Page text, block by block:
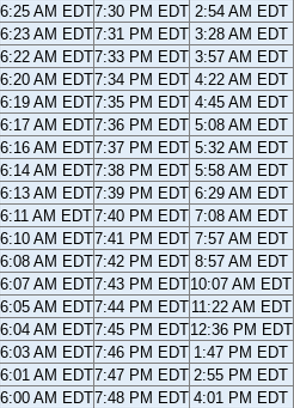
6:25 AM EDT7:30 PM EDT 2:54 AM EDT
6:23 AM EDT7:31 PM EDT 3:28 AM EDT
6:22 AM EDT7:33 PM EDT 3:57 AM EDT
6:20 AM EDT7:34 PM EDT 4:22 AM EDT
6:19 AM EDT7:35 PM EDT 4:45 AM EDT
6:17 AM EDT7:36 PM EDT 5:08 AM EDT
6:16 AM EDT7:37 PM EDT 5:32 AM EDT
6:14 AM EDT7:38 PM EDT 5:58 AM EDT
6:13 AM EDT7:39 PM EDT 6:29 AM EDT
6:11 AM EDT7:40 PM EDT 7:08 AM EDT
6:10 AM EDT7:41 PM EDT 7:57 AM EDT
6:08 AM EDT7:42 PM EDT 8:57 AM EDT
6:07 AM EDT7:43 PM EDT10:07 AM EDT
6:05 AM EDT7:44 PM EDT 11:22 AM EDT
6:04 AM EDT7:45 PM EDT12:36 PM EDT
6:03 AM EDT7:46 PM EDT 1:47 PM EDT
6:01 AM EDT7:47 PM EDT 2:55 PM EDT
6:00 AM EDT7:48 PM EDT 4:01 PM EDT